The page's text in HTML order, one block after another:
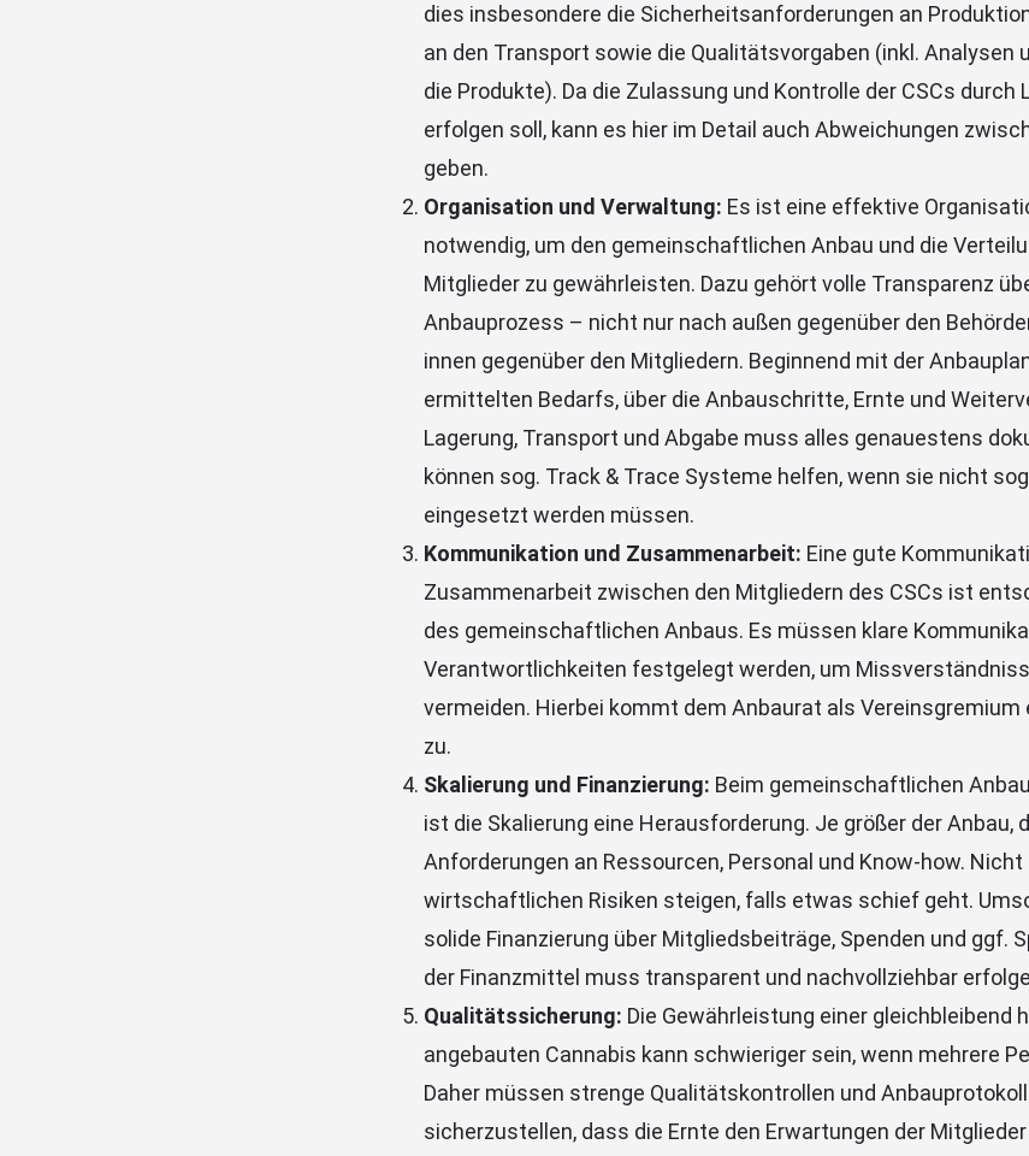
dies insbesondere die Sicherheitsanforderungen an
an den Transport sowie die Qualitätsvorgaben (inkl. Analysen
die Produkte). Da die Zulassung und Kontrolle der CSCs durch
erfolgen soll, kann es hier im Detail auch Abweichungen
geben.
Organisation und Verwaltung: Es ist eine effektive
notwendig, um den gemeinschaftlichen Anbau und die
Mitglieder zu gewährleisten. Dazu gehört volle Transparenz
Anbauprozess – nicht nur nach außen gegenüber den
innen gegenüber den Mitgliedern. Beginnend mit der
ermittelten Bedarfs, über die Anbauschritte, Ernte und
Lagerung, Transport und Abgabe muss alles genauestens
können sog. Track & Trace Systeme helfen, wenn sie nicht
eingesetzt werden müssen.
Kommunikation und Zusammenarbeit: Eine gute
Zusammenarbeit zwischen den Mitgliedern des CSCs ist
des gemeinschaftlichen Anbaus. Es müssen klare
Verantwortlichkeiten festgelegt werden, um
vermeiden. Hierbei kommt dem Anbaurat als Vereinsgremium
zu.
Skalierung und Finanzierung: Beim gemeinschaftlichen
ist die Skalierung eine Herausforderung. Je größer der Anbau,
Anforderungen an Ressourcen, Personal und Know-how.
wirtschaftlichen Risiken steigen, falls etwas schief geht.
solide Finanzierung über Mitgliedsbeiträge, Spenden und ggf.
der Finanzmittel muss transparent und nachvollziehbar
Qualitätssicherung: Die Gewährleistung einer gleichbleibend
angebauten Cannabis kann schwieriger sein, wenn mehrere
Daher müssen strenge Qualitätskontrollen und
sicherzustellen, dass die Ernte den Erwartungen der